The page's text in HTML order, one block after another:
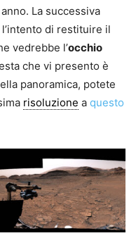
La successiva
di restituire il
vedrebbe l’occhio
che vi presento è
panoramica, potete
risoluzione a questo